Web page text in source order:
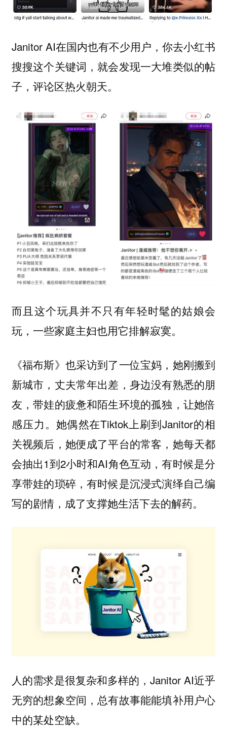
Janitor AI在国内也有不少用户，你去小红书
搜搜这个关键词，就会发现一大堆类似的帖
子，评论区热火朝天。
而且这个玩具并不只有年轻时髦的姑娘会
玩，一些家庭主妇也用它排解寂寞。
《福布斯》也采访到了一位宝妈，她刚搬到
新城市，丈夫常年出差，身边没有熟悉的朋
友，带娃的疲惫和陌生环境的孤独，让她倍
感压力。她偶然在Tiktok上刷到Janitor的相
关视频后，她便成了平台的常客，她每天都
会抽出1到2小时和AI角色互动，有时候是分
享带娃的琐碎，有时候是沉浸式演绎自己编
写的剧情，成了支撑她生活下去的解药。
人的需求是很复杂和多样的，Janitor AI近乎
无穷的想象空间，总有故事能能填补用户心
中的某处空缺。